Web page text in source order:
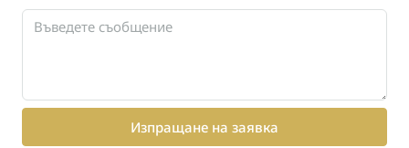
Изпращане на заявка